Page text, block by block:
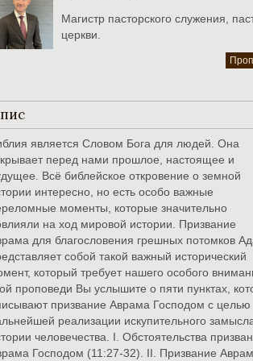
Магистр пасторского служения,
церкви.
является Словом Бога для людей. Она
перед нами прошлое, настоящее и
Всё библейское откровение о земной
интересно, но есть особо важные
моменты, которые значительно
на ход мировой истории. Призвание
для благословения грешных потомков
собой такой важный исторический
который требует нашего особого
проповеди Вы услышите о пяти пунктах,
призвание Аврама Господом с целью
реализации искупительного
человечества. I. Обстоятельства
Господом (11:27-32). II. Призвание